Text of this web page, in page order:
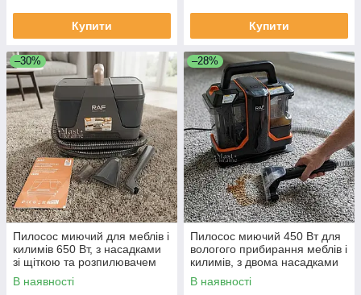
Купити Купити
–30%
Пилосос миючий для меблів і
килимів 650 Вт, з насадками
зі щіткою та розпилювачем
Чорний, R-8704-Black
В наявності
–28%
Пилосос миючий 450 Вт для
вологого прибирання меблів і
килимів, з двома насадками
та циклонною системою, R-
8776-Black
В наявності